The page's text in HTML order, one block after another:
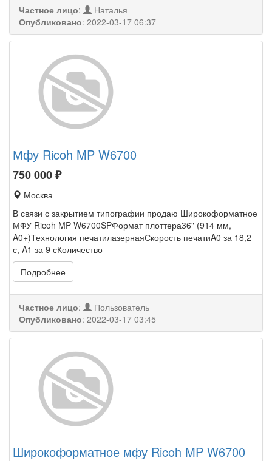
Частное лицо:
Наталья
Опубликовано: 2022-03-17 06:37
Мфу Ricoh MP W6700
750 000₽
Москва
В связи с закрытием типографии продаю Широкоформатное
МФУ Ricoh MP W6700SPФормат плоттера36" (914 мм,
A0+)Технология печатилазернаяСкорость печатиA0 за 18,2
с, A1 за 9 сКоличество
Подробнее
Частное лицо:
Пользователь
Опубликовано: 2022-03-17 03:45
Широкоформатное мфу Ricoh MP W6700